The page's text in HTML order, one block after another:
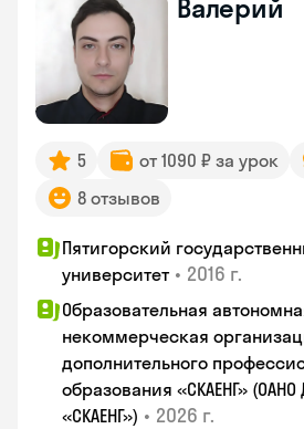
Валерий
5 от 1090 ₽ за урок
8 отзывов
Пятигорский
университет • 2016 г.
Образовательная
некоммерческая
дополнительного
образования «СКАЕНГ» (ОАНО
«СКАЕНГ») • 2026 г.